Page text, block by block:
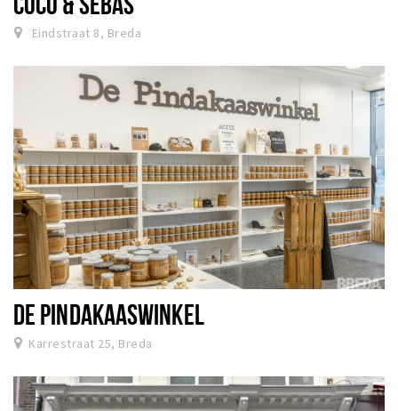
Eindstraat 8, Breda
DE PINDAKAASWINKEL
Karrestraat 25, Breda